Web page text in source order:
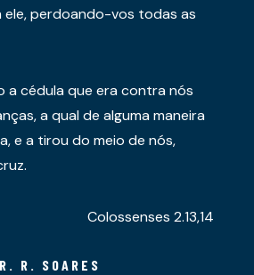
ele, perdoando-vos todas as
a cédula que era contra nós
a qual de alguma maneira
e a tirou do meio de nós,
Colossenses 2.13,14
R. SOARES